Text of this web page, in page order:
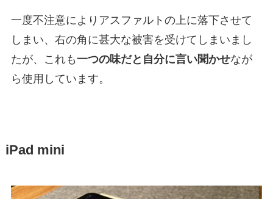
一度不注意によりアスファルトの上に落下させて
しまい、右の角に甚大な被害を受けてしまいまし
たが、これも一つの味だと自分に言い聞かせなが
ら使用しています。
iPad mini